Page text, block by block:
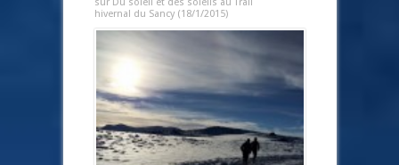
hivernal du Sancy (18/1/2015)